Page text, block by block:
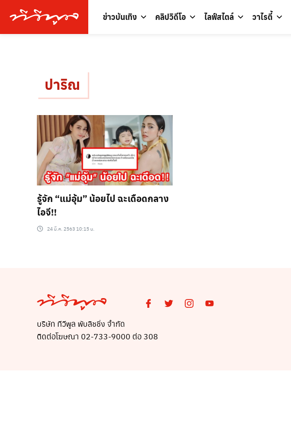
ข่าวบันเทิง คลิปวิดีโอ ไลฟ์สไตล์ วาไรตี้
ปาริณ
รู้จัก “แม่อุ้ม” น้อยไป ฉะเดือดกลาง
ไอจี!!
24 มี.ค. 2563 10:15 น.
บริษัท ทีวีพูล พับลิชชิ่ง จำกัด
ติดต่อโฆษณา 02-733-9000 ต่อ 308